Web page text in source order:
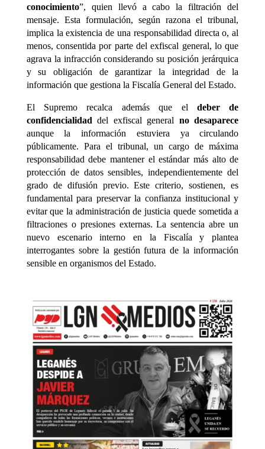
conocimiento”, quien llevó a cabo la filtración del
mensaje. Esta formulación, según razona el tribunal,
implica la existencia de una responsabilidad directa o, al
menos, consentida por parte del exfiscal general, lo que
agrava la infracción considerando su posición jerárquica
y su obligación de garantizar la integridad de la
información que gestiona la Fiscalía General del Estado.
El Supremo recalca además que el deber de
confidencialidad del exfiscal general no desaparece
aunque la información estuviera ya circulando
públicamente. Para el tribunal, un cargo de máxima
responsabilidad debe mantener el estándar más alto de
protección de datos sensibles, independientemente del
grado de difusión previo. Este criterio, sostienen, es
fundamental para preservar la confianza institucional y
evitar que la administración de justicia quede sometida a
filtraciones o presiones externas. La sentencia abre un
nuevo escenario interno en la Fiscalía y plantea
interrogantes sobre la gestión futura de la información
sensible en organismos del Estado.